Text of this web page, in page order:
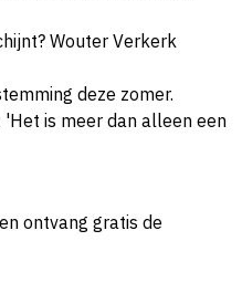
Wouter Verkerk
deze zomer.
is meer dan alleen een
ontvang gratis de